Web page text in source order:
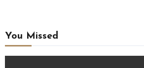
You Missed